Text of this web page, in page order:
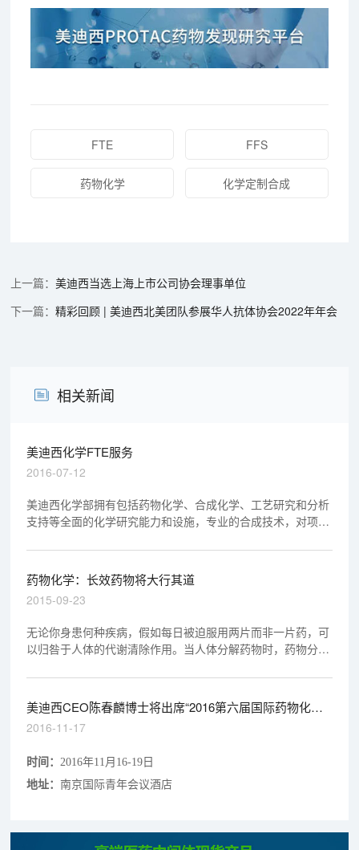
FTE FFS
药物化学 化学定制合成
美迪西当选上海上市公司协会理事单位
精彩回顾 | 美迪西北美团队参展华人抗体协会2022年年会
相关新闻
美迪西化学FTE服务
2016-07-12
美迪西化学部拥有包括药物化学、合成化学、工艺研究和分析
支持等全面的化学研究能力和设施，专业的合成技术，对项目
药物化学：长效药物将大行其道
2015-09-23
无论你身患何种疾病，假如每日被迫服用两片而非一片药，可
以归咎于人体的代谢清除作用。当人体分解药物时，药物分子
前，大量成分可能已经被人体排泄出去。
美迪西CEO陈春麟博士将出席“2016第六届国际药物化学
大会”
2016-11-17
时间：2016年11月16-19日
地址：南京国际青年会议酒店